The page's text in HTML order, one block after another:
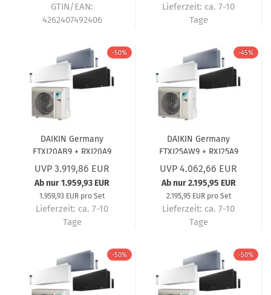
GTIN/EAN:
4262407492406
Lieferzeit: ca. 7-10
Tage
-50%
DAIKIN Germany
FTXJ20AB9 + RXJ20A9
Wandgerät-Set Emura
3 Mattschwarz (5 Jahre
Garantie) 2,0 kW
UVP 3.919,86 EUR
Ab nur 1.959,93 EUR
1.959,93 EUR pro Set
Lieferzeit: ca. 7-10
Tage
-45%
DAIKIN Germany
FTXJ25AW9 + RXJ25A9
Wandgerät-Set Emura
3 Mattweiß (5 Jahre
Garantie) 2,5 kW
UVP 4.062,66 EUR
Ab nur 2.195,95 EUR
2.195,95 EUR pro Set
Lieferzeit: ca. 7-10
Tage
-50% -50%